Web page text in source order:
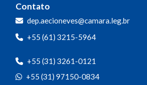
Contato
dep.aecioneves@camara.leg.br
+55 (61) 3215-5964
+55 (31) 3261-0121
+55 (31) 97150-0834